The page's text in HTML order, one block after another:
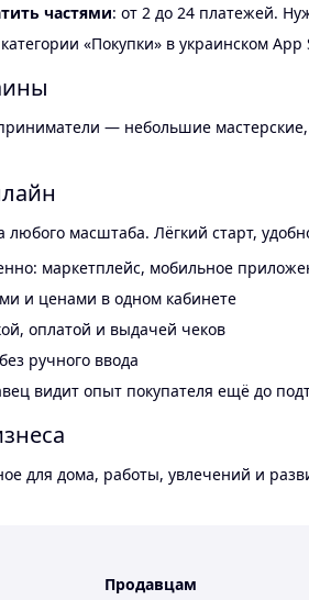
частями: от 2 до 24 платежей.
«Покупки» в украинском App
— небольшие
масштаба. Лёгкий старт,
маркетплейс, мобильное
и ценами в одном кабинете
оплатой и выдачей чеков
ручного ввода
видит опыт покупателя ещё до
для дома, работы, увлечений и
Продавцам